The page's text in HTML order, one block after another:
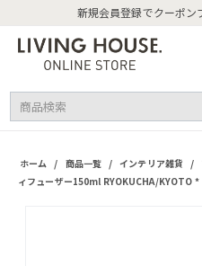
新規会員登録でクーポン
ホーム / 商品一覧 / インテリア雑貨 /
ィフューザー150ml RYOKUCHA/KYOTO *